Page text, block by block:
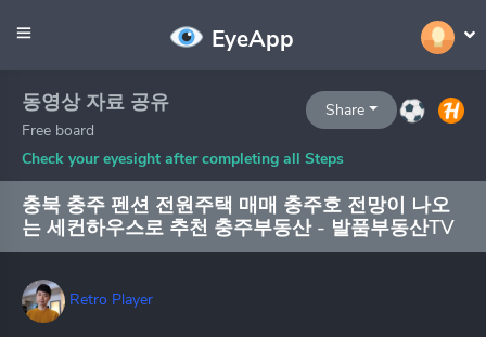
EyeApp
Share
동영상 자료 공유
Free board
Check your eyesight after completing all Steps
충북 충주 펜션 전원주택 매매 충주호 전망이 나오
는 세컨하우스로 추천 충주부동산 - 발품부동산TV
Retro Player